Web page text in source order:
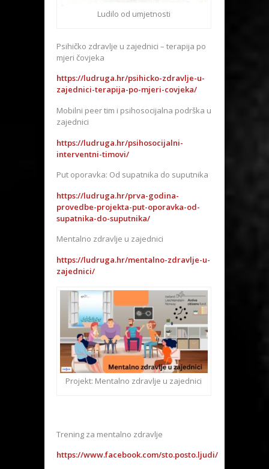
Ludilo od umjetnosti
Psihičko zdravlje u zajednici – terapija po
mjeri čovjeka
https://ludruga.hr/psihicko-zdravlje-u-
zajednici-terapija-po-mjeri-covjeka/
Mobilni peer tim i psihosocijalna podrška u
zajednici
https://ludruga.hr/psihosocijalni-
interventni-timovi/
Put oporavka: Od supatnika do suputnika
https://ludruga.hr/prva-godina-
provedbe-projekta-put-oporavka-od-
supatnika-do-suputnika/
Mentalno zdravlje u zajednici
https://ludruga.hr/mentalno-zdravlje-u-
zajednici/
Projekt: Mentalno zdravlje u zajednici
Trening za mentalno zdravlje
https://www.facebook.com/sto.posto.ljudi/